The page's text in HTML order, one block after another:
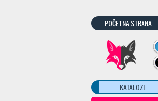
POČETNA STRANA
KATALOZI